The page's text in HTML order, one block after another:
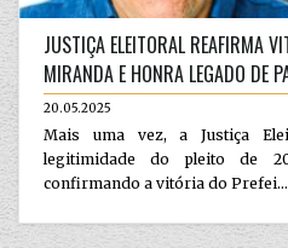
JUSTIÇA ELEITORAL REAFIRMA
MIRANDA E HONRA LEGADO DE
20.05.2025
Mais uma vez, a Justiça
legitimidade do pleito de
confirmando a vitória do Prefei...